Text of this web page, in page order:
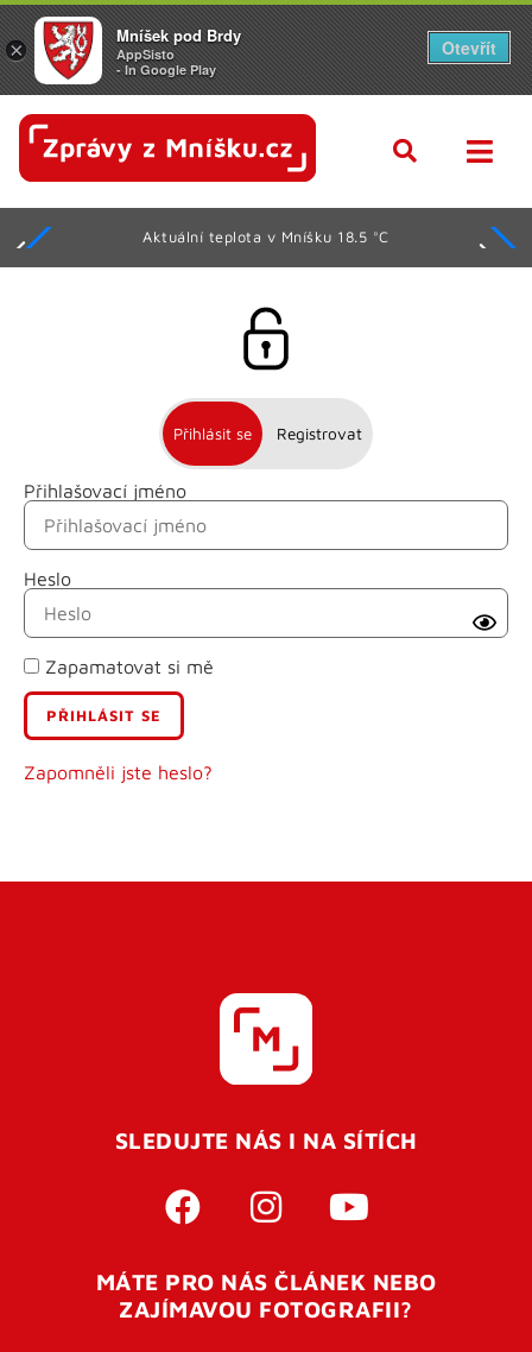
Aktuální teplota v Mníšku 18.5 °C
Přihlásit se Registrovat
Přihlašovací jméno
Heslo
Zapamatovat si mě
Zapomněli jste heslo?
Jméno
Příjmení
E-mail
Uživatelské jméno
Pro úspěšné dokončení registrace je potřeba
vaší e-mailovouadresu. Po úspěšném odeslání
otevření tohoto odkazu se váš účet ověří a můžete se
přihlásit. Nezapomeňte zkontrolovat složku SPAM ve
SLEDUJTE NÁS I NA SÍTÍCH
MÁTE PRO NÁS ČLÁNEK NEBO
ZAJÍMAVOU FOTOGRAFII?
×
Mníšek pod Brdy
AppSisto
- In Google Play
Otevřít